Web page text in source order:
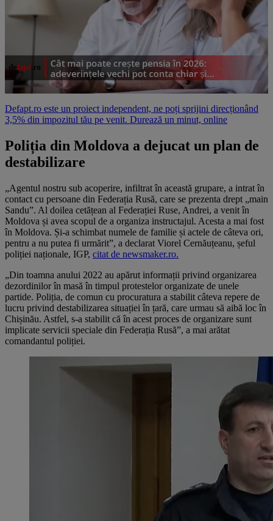
Defapt.ro este un proiect independent, ne poți sprijini direcționând
3,5% din impozitul tău pe venit. Durează un minut, online
Poliția din Moldova a dejucat un plan de
destabilizare
„Agentul nostru sub acoperire, infiltrat în această grupare, a intrat în
contact cu persoane din Federația Rusă, care se prezenta drept „main
Sandu”. Al doilea cetățean al Federației Ruse, Andrei, a venit în
Moldova și avea scopul de a organiza instructajul. Acesta a mai fost
în Moldova. Și-a schimbat numele de familie și actele de câteva ori,
pentru a nu putea fi urmărit”, a declarat Viorel Cernăuțeanu, șeful
poliției naționale, IGP, citat de newsmaker.ro.
„Din toamna anului 2022 au apărut informații privind organizarea
dezordinilor în masă în timpul protestelor organizate de unele
partide. Poliția, de comun cu procuratura a stabilit câteva repere de
lucru privind destabilizarea situației în țară, care urmau să aibă loc în
Chișinău. Astfel, s-a stabilit că în acest proces de organizare sunt
implicate servicii speciale din Federația Rusă”, a mai arătat
comandantul poliției.